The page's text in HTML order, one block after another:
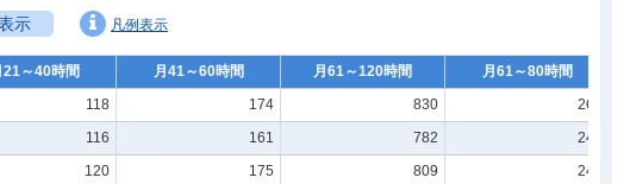
示 凡例表示
21～40時間 月41～60時間 月61～120時間
月61～80時間
118 174 830
260
116 161 782
244
120 175 809
245